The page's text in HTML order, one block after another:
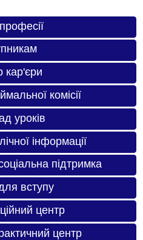
кар'єри
комісії
уроків
інформації
підтримка
вступу
центр
центр